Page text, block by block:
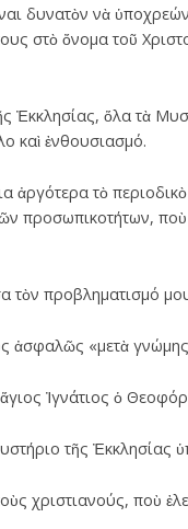
δυνατὸν νὰ
στὸ ὄνομα τοῦ
Ἐκκλησίας, ὅλα τὰ
καὶ ἐνθουσιασμό.
ἀργότερα τὸ
προσωπικοτήτων,
τὸν προβληματισμό
ἀσφαλῶς «μετὰ
Ἰγνάτιος ὁ
τῆς Ἐκκλησίας
χριστιανούς, ποὺ